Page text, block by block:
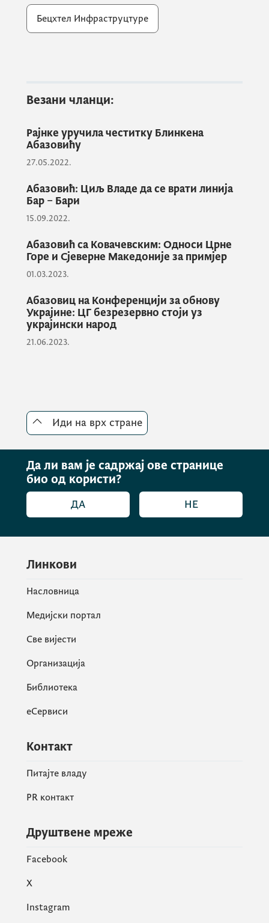
информисали премијера о пројектима које
реализују у региону и изразили
Црном Гором на обострано задовољство и
казали су изBechtela-а.
На састанку су размијењена мишљења о
наставку изградње аутопута и оцијењено
да овај пројекат за Црну Гору није само
пут већ економски коридор, те да што
реализације преосталих дионица.
Наставак разговора заказан је за октобар у
Подгорици када ће се представници Владе
Црне Горе састати са представницима
комапније
Бецхтел Инфраструцтуре
Везани чланци:
Рајнке уручила честитку Блинкена
Абазовићу
27.05.2022.
Абазовић: Циљ Владе да се врати линија
Бар – Бари
15.09.2022.
Абазовић са Ковачевским: Односи Црне
Горе и Сјеверне Македоније за примјер
01.03.2023.
Абазовиц на Конференцији за обнову
Украјине: ЦГ безрезервно стоји уз
украјински народ
21.06.2023.
Иди на врх стране
Да ли вам је садржај ове странице
био од користи?
ДА НЕ
Линкови
Насловница
Медијски портал
Све вијести
Организација
Библиотека
еСервиси
Контакт
Питајте владу
PR контакт
Друштвене мреже
Facebook
X
Instagram